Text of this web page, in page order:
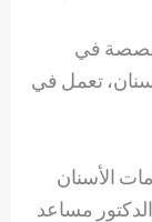
في
تعمل في
الأسنان
مساعد